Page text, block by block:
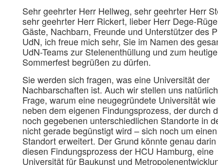
Sehr geehrter Herr Hellweg, sehr geehrter Herr
sehr geehrter Herr Rickert, lieber Herr Dege-
Gäste, Nachbarn, Freunde und Unterstützer des
UdN, ich freue mich sehr, Sie im Namen des
UdN-Teams zur Stelenenthüllung und zum
Sommerfest begrüßen zu dürfen.
Sie werden sich fragen, was eine Universität der
Nachbarschaften ist. Auch wir stellen uns
Frage, warum eine neugegründete Universität
neben dem eigenen Findungsprozess, der durch
noch gegebenen unterschiedlichen Standorte in
nicht gerade begünstigt wird – sich noch um
Standort erweitert. Der Grund könnte genau
diesen Findungsprozess der HCU Hamburg, eine
Universität für Baukunst und